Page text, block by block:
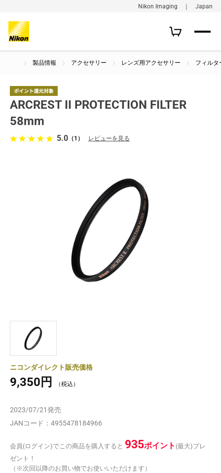
Nikon Imaging ｜ Japan
製品情報 アクセサリー レンズ用アクセサリー フィルタ
ARCREST II PROTECTION FILTER
58mm
5.0 （1） レビューを見る
ニコンダイレクト販売価格
9,350円
2023/07/21発売
JANコード： 4955478184966
会員(ログイン)でこの商品を購入すると 935ポイント (最大)プレ
ゼント！
（※次回以降のお買い物でお使いいただけます）